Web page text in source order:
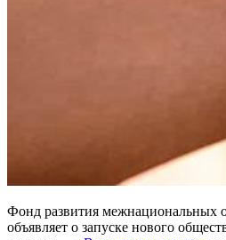
Фонд развития межнациональных
объявляет о запуске нового